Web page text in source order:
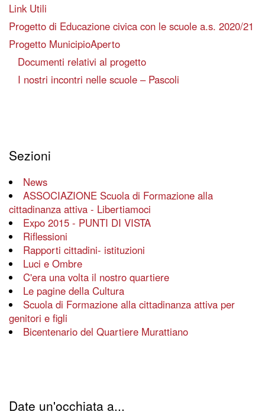
Link Utili
Progetto di Educazione civica con le scuole a.s. 2020/21
Progetto MunicipioAperto
Documenti relativi al progetto
I nostri incontri nelle scuole – Pascoli
Sezioni
News
ASSOCIAZIONE Scuola di Formazione alla
cittadinanza attiva - Libertiamoci
Expo 2015 - PUNTI DI VISTA
Riflessioni
Rapporti cittadini- istituzioni
Luci e Ombre
C'era una volta il nostro quartiere
Le pagine della Cultura
Scuola di Formazione alla cittadinanza attiva per
genitori e figli
Bicentenario del Quartiere Murattiano
Date un'occhiata a...